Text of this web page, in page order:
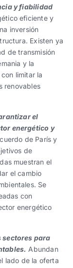
y fiabilidad
eficiente y
inversión
Existen ya
de transmisión
y la
limitar la
renovables
el
energético y
de París y
de
muestran el
el cambio
Se
con
energético
sectores para
Abundan
lado de la oferta